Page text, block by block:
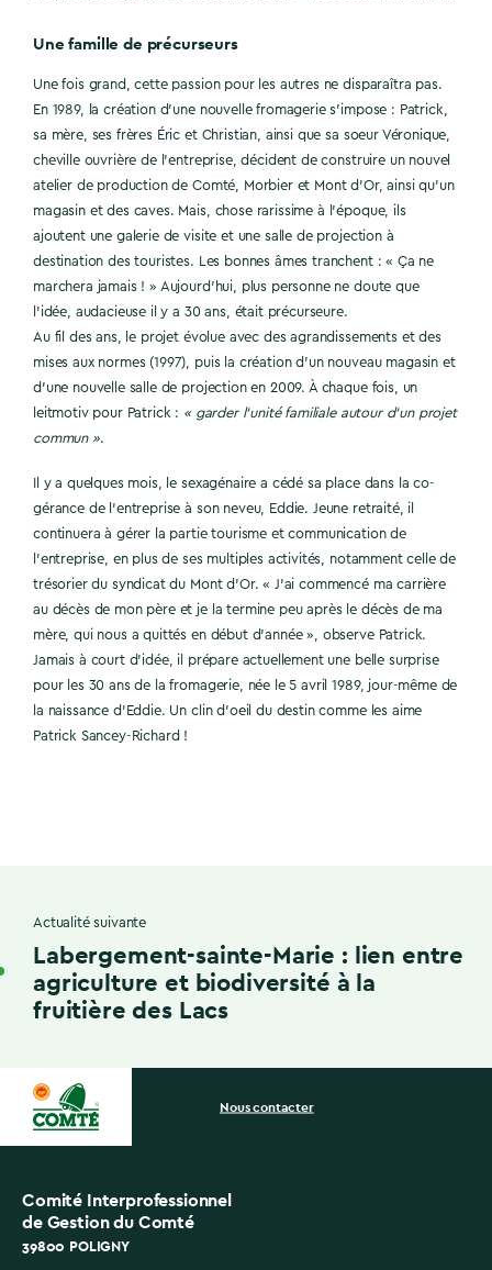
Une famille de précurseurs
Une fois grand, cette passion pour les autres ne disparaîtra pas.
En 1989, la création d’une nouvelle fromagerie s’impose : Patrick,
sa mère, ses frères Éric et Christian, ainsi que sa soeur Véronique,
cheville ouvrière de l’entreprise, décident de construire un nouvel
atelier de production de Comté, Morbier et Mont d’Or, ainsi qu’un
magasin et des caves. Mais, chose rarissime à l’époque, ils
ajoutent une galerie de visite et une salle de projection à
destination des touristes. Les bonnes âmes tranchent : « Ça ne
marchera jamais ! » Aujourd’hui, plus personne ne doute que
l’idée, audacieuse il y a 30 ans, était précurseure.
Au fil des ans, le projet évolue avec des agrandissements et des
mises aux normes (1997), puis la création d’un nouveau magasin et
d’une nouvelle salle de projection en 2009. À chaque fois, un
leitmotiv pour Patrick : « garder l’unité familiale autour d’un projet
commun ».
Il y a quelques mois, le sexagénaire a cédé sa place dans la co-
gérance de l’entreprise à son neveu, Eddie. Jeune retraité, il
continuera à gérer la partie tourisme et communication de
l’entreprise, en plus de ses multiples activités, notamment celle de
trésorier du syndicat du Mont d’Or. « J’ai commencé ma carrière
au décès de mon père et je la termine peu après le décès de ma
mère, qui nous a quittés en début d’année », observe Patrick.
Jamais à court d’idée, il prépare actuellement une belle surprise
pour les 30 ans de la fromagerie, née le 5 avril 1989, jour-même de
la naissance d’Eddie. Un clin d’oeil du destin comme les aime
Patrick Sancey-Richard !
Actualité suivante
Labergement-sainte-Marie : lien entre
agriculture et biodiversité à la
fruitière des Lacs
Comité Interprofessionnel
de Gestion du Comté
39800 POLIGNY
Nous contacter